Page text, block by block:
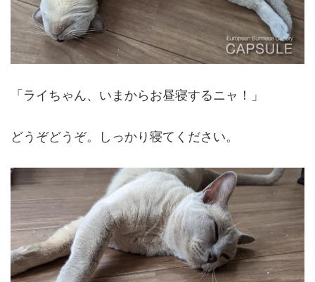
「ライちゃん、いまからお昼寝するニャ！」
どうぞどうぞ。しっかり寝てください。